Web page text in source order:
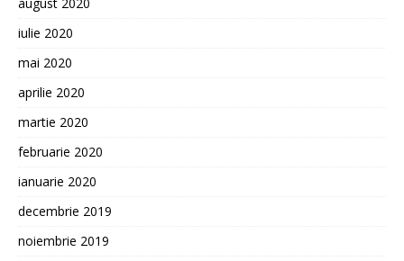
iulie 2020
mai 2020
aprilie 2020
martie 2020
februarie 2020
ianuarie 2020
decembrie 2019
noiembrie 2019